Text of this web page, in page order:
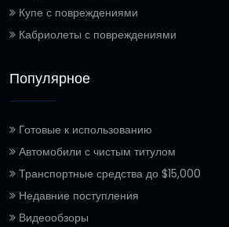
Купе с повреждениями
Кабриолеты с повреждениями
Популярное
Готовые к использованию
Автомобили с чистым титулом
Транспортные средства до $15,000
Недавние поступления
Видеообзоры